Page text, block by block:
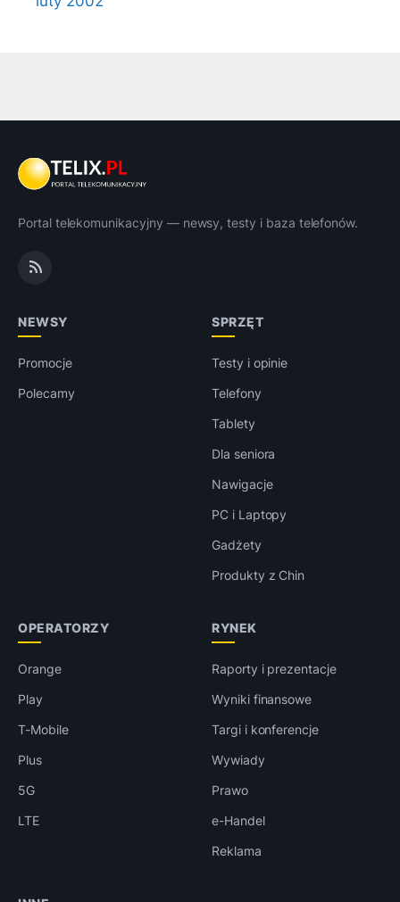
Portal telekomunikacyjny — newsy, testy i baza telefonów.
NEWSY
Promocje
Polecamy
SPRZĘT
Testy i opinie
Telefony
Tablety
Dla seniora
Nawigacje
PC i Laptopy
Gadżety
Produkty z Chin
OPERATORZY
Orange
Play
T-Mobile
Plus
5G
LTE
RYNEK
Raporty i prezentacje
Wyniki finansowe
Targi i konferencje
Wywiady
Prawo
e-Handel
Reklama